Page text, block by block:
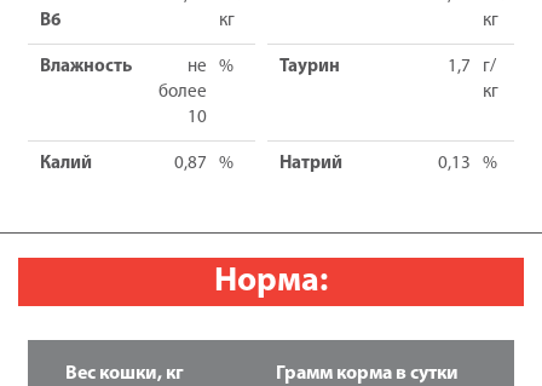
B6
кг
кг
Влажность
не
более
10
% Таурин 1,7
г/
кг
Калий 0,87 % Натрий 0,13 %
Норма:
Вес кошки, кг Грамм корма в сутки